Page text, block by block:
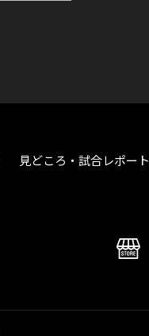
見どころ・試合レポート